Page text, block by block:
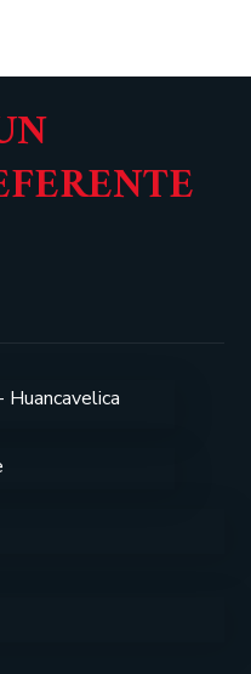
Huancavelica